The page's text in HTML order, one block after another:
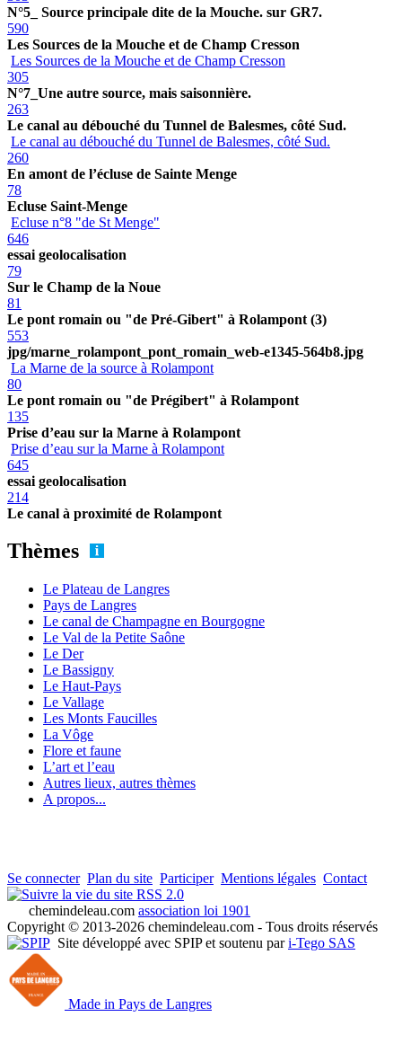
N°5_ Source principale dite de la Mouche. sur GR7.
590
Les Sources de la Mouche et de Champ Cresson
Les Sources de la Mouche et de Champ Cresson
305
N°7_Une autre source, mais saisonnière.
263
Le canal au débouché du Tunnel de Balesmes, côté Sud.
Le canal au débouché du Tunnel de Balesmes, côté Sud.
260
En amont de l’écluse de Sainte Menge
78
Ecluse Saint-Menge
Ecluse n°8 "de St Menge"
646
essai geolocalisation
79
Sur le Champ de la Noue
81
Le pont romain ou "de Pré-Gibert" à Rolampont (3)
553
jpg/marne_rolampont_pont_romain_web-e1345-564b8.jpg
La Marne de la source à Rolampont
80
Le pont romain ou "de Prégibert" à Rolampont
135
Prise d’eau sur la Marne à Rolampont
Prise d’eau sur la Marne à Rolampont
645
essai geolocalisation
214
Le canal à proximité de Rolampont
Thèmes
Le Plateau de Langres
Pays de Langres
Le canal de Champagne en Bourgogne
Le Val de la Petite Saône
Le Der
Le Bassigny
Le Haut-Pays
Le Vallage
Les Monts Faucilles
La Vôge
Flore et faune
L’art et l’eau
Autres lieux, autres thèmes
A propos...
Se connecter Plan du site Participer Mentions légales Contact
RSS 2.0
chemindeleau.com association loi 1901
Copyright © 2013-2026 chemindeleau.com - Tous droits réservés
Site développé avec SPIP et soutenu pari-Tego SAS
Made in Pays de Langres